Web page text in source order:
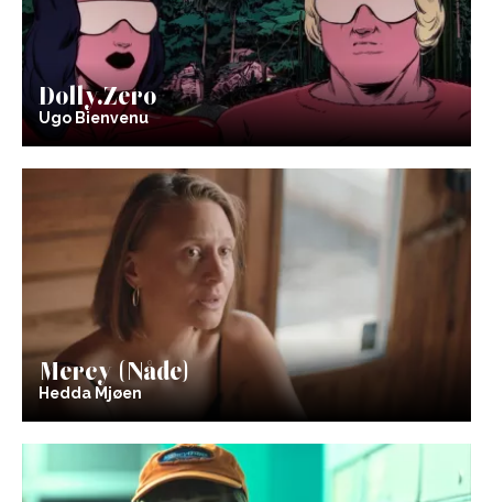
Dolly.Zero
Ugo Bienvenu
Mercy (Nåde)
Hedda Mjøen